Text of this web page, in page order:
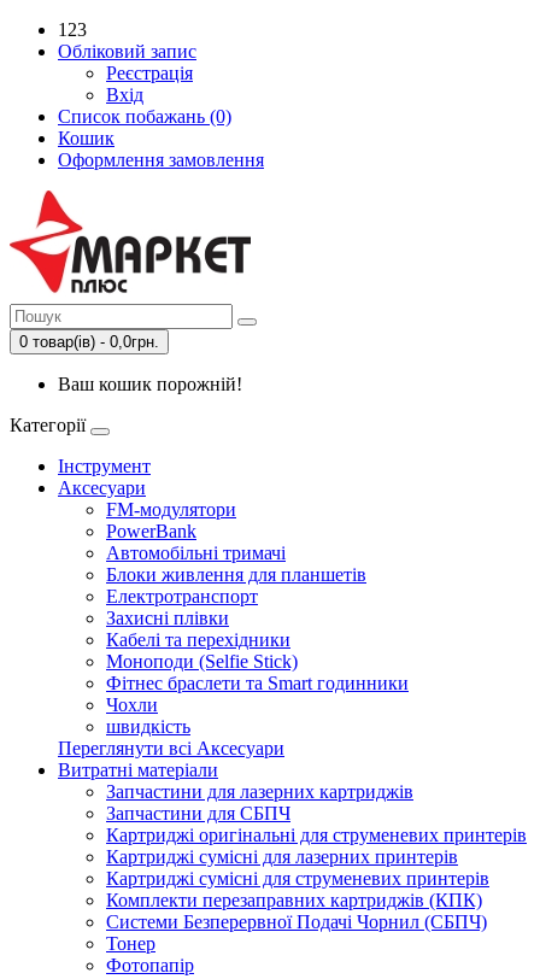
123
Обліковий запис
Реєстрація
Вхід
Список побажань (0)
Кошик
Оформлення замовлення
0 товар(ів) - 0,0грн.
Ваш кошик порожній!
Категорії
Інструмент
Аксесуари
FM-модулятори
PowerBank
Автомобільні тримачі
Блоки живлення для планшетів
Електротранспорт
Захисні плівки
Кабелі та перехідники
Моноподи (Selfie Stick)
Фітнес браслети та Smart годинники
Чохли
швидкість
Переглянути всі Аксесуари
Витратні матеріали
Запчастини для лазерних картриджів
Запчастини для СБПЧ
Картриджі оригінальні для струменевих принтерів
Картриджі сумісні для лазерних принтерів
Картриджі сумісні для струменевих принтерів
Комплекти перезаправних картриджів (КПК)
Системи Безперервної Подачі Чорнил (СБПЧ)
Тонер
Фотопапір